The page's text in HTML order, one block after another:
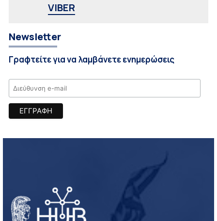
VIBER
Newsletter
Γραφτείτε για να λαμβάνετε ενημερώσεις